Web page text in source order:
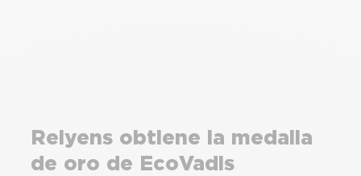
Relyens obtiene la medalla
de oro de EcoVadis